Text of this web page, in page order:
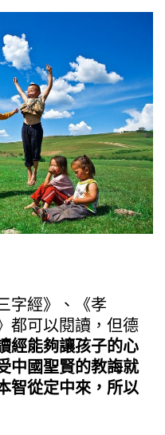
字經》、《孝
都可以閱讀，但德
經能夠讓孩子的心
中國聖賢的教誨就
智從定中來，所以